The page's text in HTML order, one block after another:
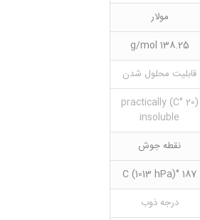
مولار
138.25 g/mol
قابلیت محلول شدن
(20 °C) practically
insoluble
نقطه جوش
187 °C (1013 hPa)
درجه ذوب